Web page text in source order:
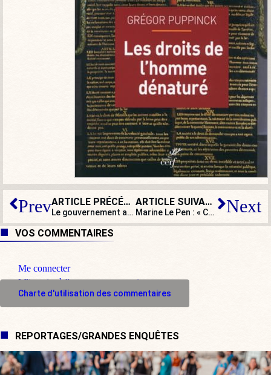
Prev ARTICLE PRÉCÉDENT
Le gouvernement autrichien tombe : machination internationale ?
ARTICLE SUIVANT
Marine Le Pen : « Cette décision heurte nos consciences » Next
VOS COMMENTAIRES
Me connecter
M'inscrire à l'espace commentaire
Charte d'utilisation des commentaires
REPORTAGES/GRANDES ENQUÊTES